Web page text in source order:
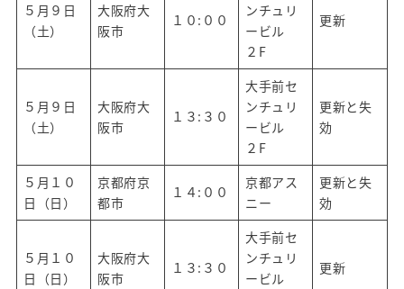
５月９日
（土）
大阪府大
阪市
１０:００
ンチュリ
ービル
２F
更新
５月９日
（土）
大阪府大
阪市
１３:３０
大手前セ
ンチュリ
ービル
２F
更新と失
効
５月１０
日（日）
京都府京
都市
１４:００
京都アス
ニー
更新と失
効
５月１０
日（日）
大阪府大
阪市
１３:３０
大手前セ
ンチュリ
ービル
更新